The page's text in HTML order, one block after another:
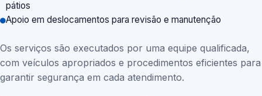
pátios
Apoio em deslocamentos para revisão e manutenção
Os serviços são executados por uma equipe qualificada,
com veículos apropriados e procedimentos eficientes para
garantir segurança em cada atendimento.